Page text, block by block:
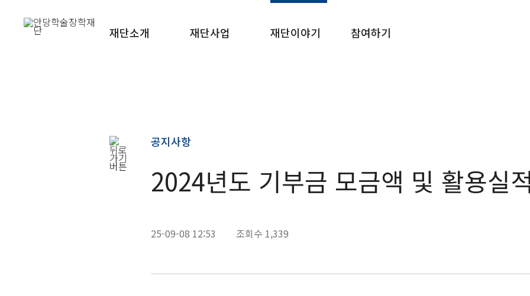
재단소개 재단사업 재단이야기 참여하기
공지사항
2024년도 기부금 모금액 및 활용실
25-09-08 12:53 조회수 1,339